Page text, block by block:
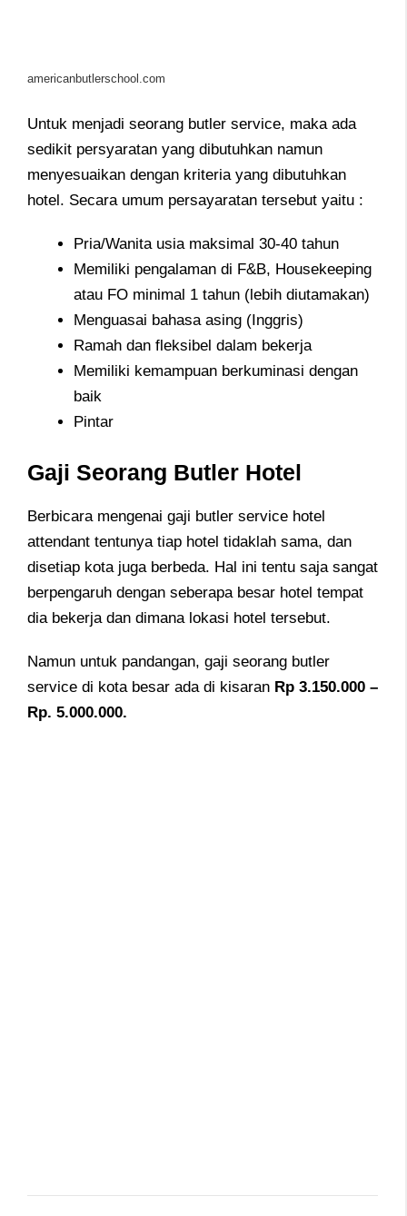
americanbutlerschool.com
Untuk menjadi seorang butler service, maka ada
sedikit persyaratan yang dibutuhkan namun
menyesuaikan dengan kriteria yang dibutuhkan
hotel. Secara umum persayaratan tersebut yaitu :
Pria/Wanita usia maksimal 30-40 tahun
Memiliki pengalaman di F&B, Housekeeping
atau FO minimal 1 tahun (lebih diutamakan)
Menguasai bahasa asing (Inggris)
Ramah dan fleksibel dalam bekerja
Memiliki kemampuan berkuminasi dengan
baik
Pintar
Gaji Seorang Butler Hotel
Berbicara mengenai gaji butler service hotel
attendant tentunya tiap hotel tidaklah sama, dan
disetiap kota juga berbeda. Hal ini tentu saja sangat
berpengaruh dengan seberapa besar hotel tempat
dia bekerja dan dimana lokasi hotel tersebut.
Namun untuk pandangan, gaji seorang butler
service di kota besar ada di kisaran Rp 3.150.000 –
Rp. 5.000.000.